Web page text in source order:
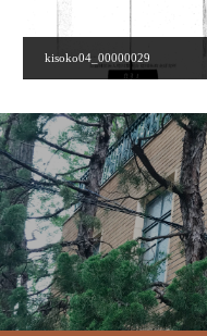
kisoko04_00000029